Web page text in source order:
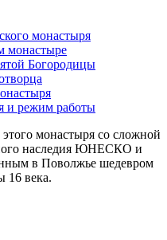
монастыря
монастыре
Богородицы
и режим работы
монастыря со сложной
наследия ЮНЕСКО и
в Поволжье шедевром
16 века.